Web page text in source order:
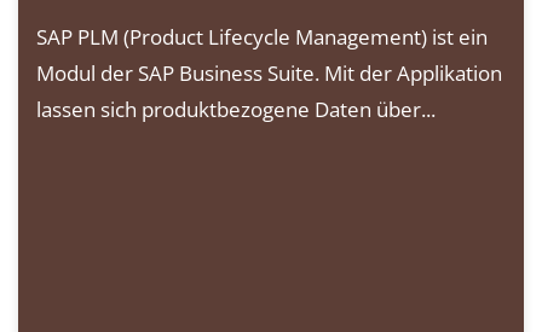
SAP PLM (Product Lifecycle Management) ist ein
Modul der SAP Business Suite. Mit der Applikation
lassen sich produktbezogene Daten über...